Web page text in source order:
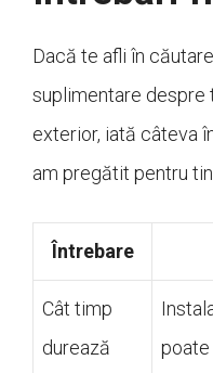
Dacă te afli în
suplimentare despre
exterior, iată câteva
am pregătit pentru
Întrebare
Cât timp
durează
poate